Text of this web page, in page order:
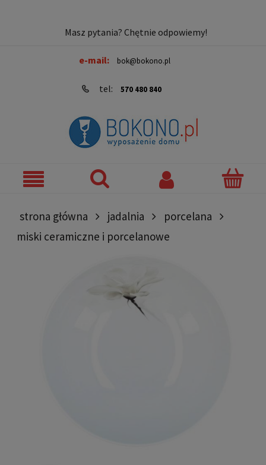
Masz pytania? Chętnie odpowiemy!
e-mail: bok@bokono.pl
tel: 570 480 840
strona główna jadalnia
porcelana
miski ceramiczne i porcelanowe